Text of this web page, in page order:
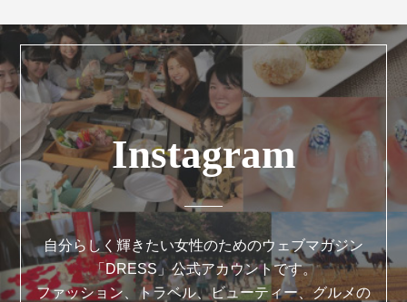
Instagram
自分らしく輝きたい女性のためのウェブマガジン
「DRESS」公式アカウントです。
ファッション、トラベル、ビューティー、グルメの